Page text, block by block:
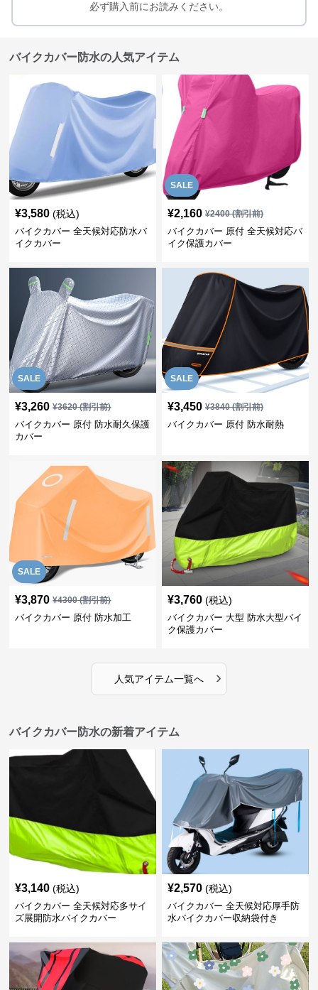
必ず購入前にお読みください。
バイクカバー防水の人気アイテム
¥3,580 (税込)
バイクカバー 全天候対応防水バ
イクカバー
SALE
¥2,160 ¥2400(割引前)
バイクカバー 原付 全天候対応バ
イク保護カバー
SALE
¥3,260 ¥3620(割引前)
バイクカバー 原付 防水耐久保護
カバー
SALE
¥3,450 ¥3840(割引前)
バイクカバー 原付 防水耐熱
SALE
¥3,870 ¥4300(割引前)
バイクカバー 原付 防水加工
¥3,760 (税込)
バイクカバー 大型 防水大型バイ
ク保護カバー
人気アイテム一覧へ ›
バイクカバー防水の新着アイテム
¥3,140 (税込)
バイクカバー 全天候対応多サイ
ズ展開防水バイクカバー
¥2,570 (税込)
バイクカバー 全天候対応厚手防
水バイクカバー収納袋付き